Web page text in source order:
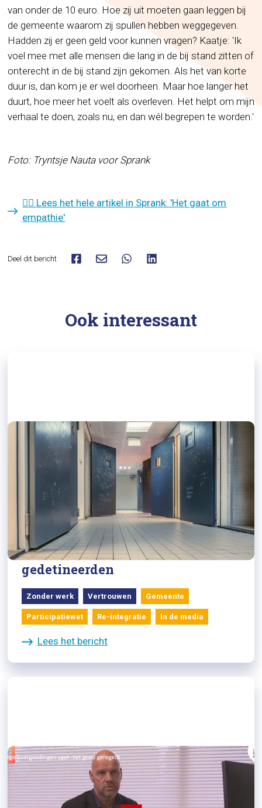
van onder de 10 euro. Hoe zij uit moeten gaan leggen bij
de gemeente waarom zij spullen hebben weggegeven.
Hadden zij er geen geld voor kunnen vragen? Kaatje: 'Ik
voel mee met alle mensen die lang in de bij stand zitten of
onterecht in de bij stand zijn gekomen. Als het van korte
duur is, dan kom je er wel doorheen. Maar hoe langer het
duurt, hoe meer het voelt als overleven. Het helpt om mijn
verhaal te doen, zoals nu, en dan wél begrepen te worden.'
Foto: Tryntsje Nauta voor Sprank
👉🏾 Lees het hele artikel in Sprank: 'Het gaat om
empathie'
Deel dit bericht
Ook interessant
12/08/2024
Binnenlands Bestuur: huisvesting
grootste opgave re-integratie ex-
gedetineerden
Zonder werk Vertrouwen Gemeente
Participatiewet Re-integratie In de media
Lees het bericht